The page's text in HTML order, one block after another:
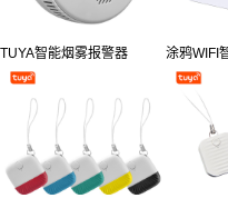
TUYA智能烟雾报警器 涂鸦WIFI